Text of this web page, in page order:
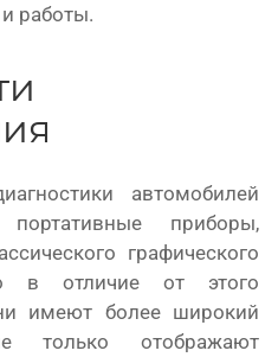
работы.
автомобилей
приборы,
графического
в отличие от этого
имеют более широкий
только отображают